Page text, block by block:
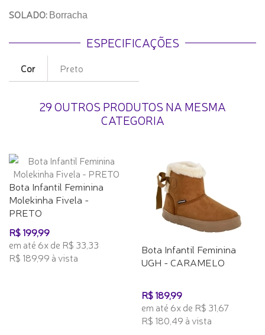
SOLADO: Borracha
ESPECIFICAÇÕES
Cor Preto
29 OUTROS PRODUTOS NA MESMA
CATEGORIA
Bota Infantil Feminina
Molekinha Fivela -
PRETO
R$ 199,99
em até 6x de R$ 33,33
R$ 189,99 à vista
Bota Infantil Feminina
UGH - CARAMELO
R$ 189,99
em até 6x de R$ 31,67
R$ 180,49 à vista